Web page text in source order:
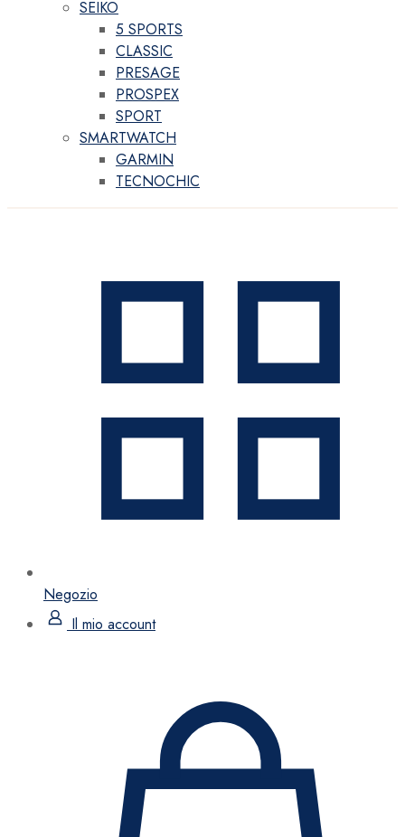
SEIKO
5 SPORTS
CLASSIC
PRESAGE
PROSPEX
SPORT
SMARTWATCH
GARMIN
TECNOCHIC
Negozio
Il mio account